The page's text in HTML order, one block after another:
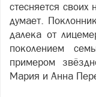
стесняется своих
думает.
далека от
поколением
примером
Мария и Анна